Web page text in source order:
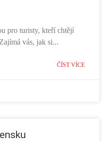
pro turisty, kteří chtějí
vás, jak si...
ČÍST VÍCE